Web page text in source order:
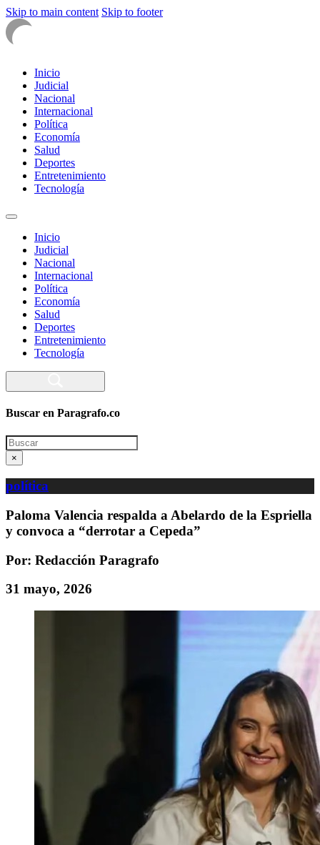
Skip to main content Skip to footer
Inicio
Judicial
Nacional
Internacional
Política
Economía
Salud
Deportes
Entretenimiento
Tecnología
Inicio
Judicial
Nacional
Internacional
Política
Economía
Salud
Deportes
Entretenimiento
Tecnología
Buscar en Paragrafo.co
Search
×
política
Paloma Valencia respalda a Abelardo de la Espriella
y convoca a “derrotar a Cepeda”
Por: Redacción Paragrafo
31 mayo, 2026